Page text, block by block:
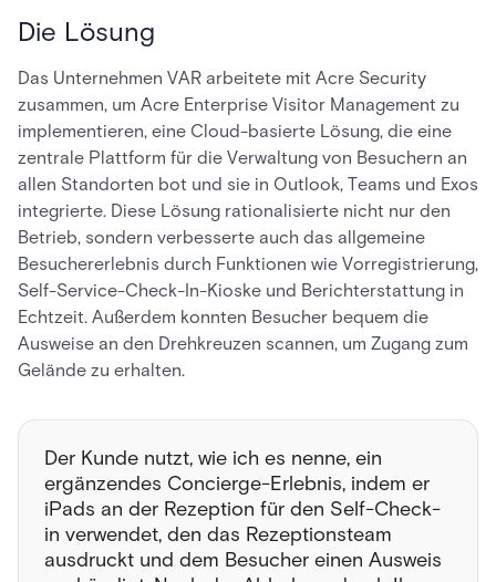
Die Lösung
Das Unternehmen VAR arbeitete mit Acre Security
zusammen, um Acre Enterprise Visitor Management zu
implementieren, eine Cloud-basierte Lösung, die eine
zentrale Plattform für die Verwaltung von Besuchern an
allen Standorten bot und sie in Outlook, Teams und Exos
integrierte. Diese Lösung rationalisierte nicht nur den
Betrieb, sondern verbesserte auch das allgemeine
Besuchererlebnis durch Funktionen wie Vorregistrierung,
Self-Service-Check-In-Kioske und Berichterstattung in
Echtzeit. Außerdem konnten Besucher bequem die
Ausweise an den Drehkreuzen scannen, um Zugang zum
Gelände zu erhalten.
Der Kunde nutzt, wie ich es nenne, ein
ergänzendes Concierge-Erlebnis, indem er
iPads an der Rezeption für den Self-Check-
in verwendet, den das Rezeptionsteam
ausdruckt und dem Besucher einen Ausweis